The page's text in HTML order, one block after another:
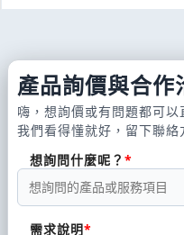
產品詢價與合作
嗨，想詢價或有問題都可
我們看得懂就好，留下聯
想詢問什麼呢？
需求說明